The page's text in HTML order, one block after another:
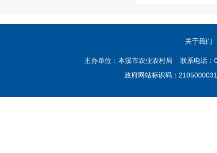
关于我们
主办单位：本溪市农业农村局 联系电话
政府网站标识码：